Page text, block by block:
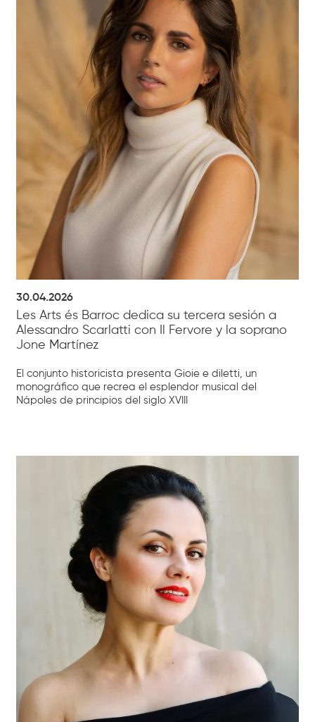
30.04.2026
Les Arts és Barroc dedica su tercera sesión a
Alessandro Scarlatti con Il Fervore y la soprano
Jone Martínez
El conjunto historicista presenta Gioie e diletti, un
monográfico que recrea el esplendor musical del
Nápoles de principios del siglo XVIII